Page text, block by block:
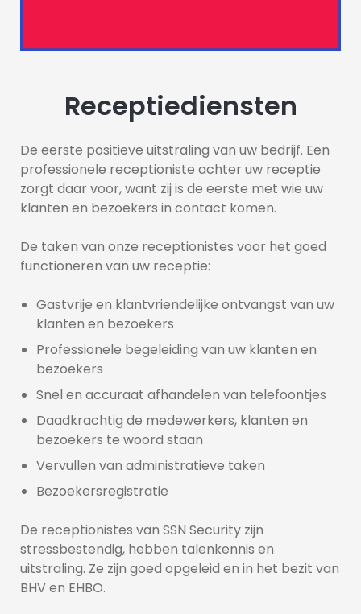
Receptiediensten
De eerste positieve uitstraling van uw bedrijf. Een
professionele receptioniste achter uw receptie
zorgt daar voor, want zij is de eerste met wie uw
klanten en bezoekers in contact komen.
De taken van onze receptionistes voor het goed
functioneren van uw receptie:
Gastvrije en klantvriendelijke ontvangst van uw
klanten en bezoekers
Professionele begeleiding van uw klanten en
bezoekers
Snel en accuraat afhandelen van telefoontjes
Daadkrachtig de medewerkers, klanten en
bezoekers te woord staan
Vervullen van administratieve taken
Bezoekersregistratie
De receptionistes van SSN Security zijn
stressbestendig, hebben talenkennis en
uitstraling. Ze zijn goed opgeleid en in het bezit van
BHV en EHBO.
vragen te beantwoorden.
Hoe kan ik u helpen?